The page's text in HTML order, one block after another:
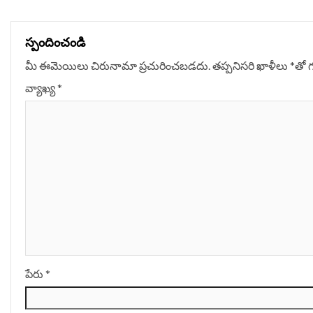
స్పందించండి
మీ ఈమెయిలు చిరునామా ప్రచురించబడదు. తప్పనిసరి ఖాళీలు *‌తో
వ్యాఖ్య*
పేరు *